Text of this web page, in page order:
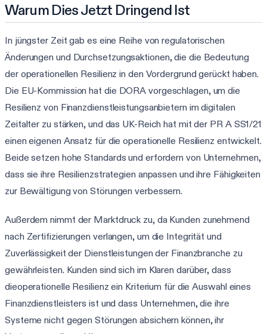
Warum Dies Jetzt Dringend Ist
In jüngster Zeit gab es eine Reihe von regulatorischen
Änderungen und Durchsetzungsaktionen, die die Bedeutung
der operationellen Resilienz in den Vordergrund gerückt haben.
Die EU-Kommission hat die DORA vorgeschlagen, um die
Resilienz von Finanzdienstleistungsanbietern im digitalen
Zeitalter zu stärken, und das UK-Reich hat mit der PR A SS1/21
einen eigenen Ansatz für die operationelle Resilienz entwickelt.
Beide setzen hohe Standards und erfordern von Unternehmen,
dass sie ihre Resilienzstrategien anpassen und ihre Fähigkeiten
zur Bewältigung von Störungen verbessern.
Außerdem nimmt der Marktdruck zu, da Kunden zunehmend
nach Zertifizierungen verlangen, um die Integrität und
Zuverlässigkeit der Dienstleistungen der Finanzbranche zu
gewährleisten. Kunden sind sich im Klaren darüber, dass
dieoperationelle Resilienz ein Kriterium für die Auswahl eines
Finanzdienstleisters ist und dass Unternehmen, die ihre
Systeme nicht gegen Störungen absichern können, ihr